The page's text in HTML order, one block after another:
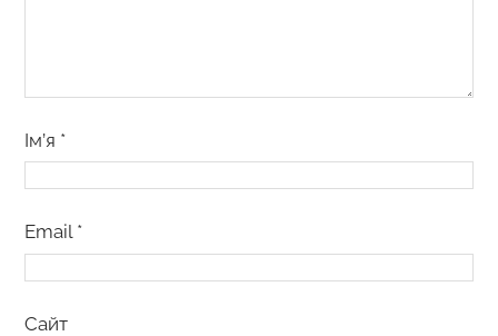
Ім’я *
Email *
Сайт